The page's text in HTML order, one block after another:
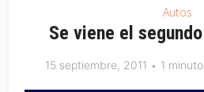
Autos
Se viene el
15 septiembre, 2011 1